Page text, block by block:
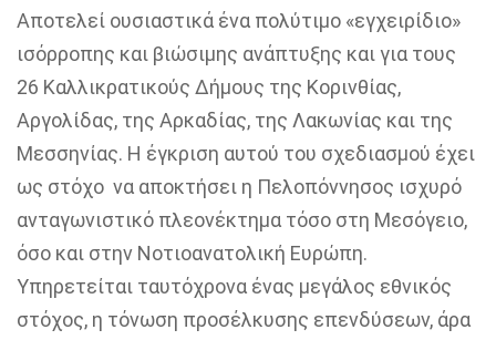
Αποτελεί ουσιαστικά ένα πολύτιμο «εγχειρίδιο»
ισόρροπης και βιώσιμης ανάπτυξης και για τους
26 Καλλικρατικούς Δήμους της Κορινθίας,
Αργολίδας, της Αρκαδίας, της Λακωνίας και της
Μεσσηνίας. Η έγκριση αυτού του σχεδιασμού έχει
ως στόχο να αποκτήσει η Πελοπόννησος ισχυρό
ανταγωνιστικό πλεονέκτημα τόσο στη Μεσόγειο,
όσο και στην Νοτιοανατολική Ευρώπη.
Υπηρετείται ταυτόχρονα ένας μεγάλος εθνικός
στόχος, η τόνωση προσέλκυσης επενδύσεων, άρα